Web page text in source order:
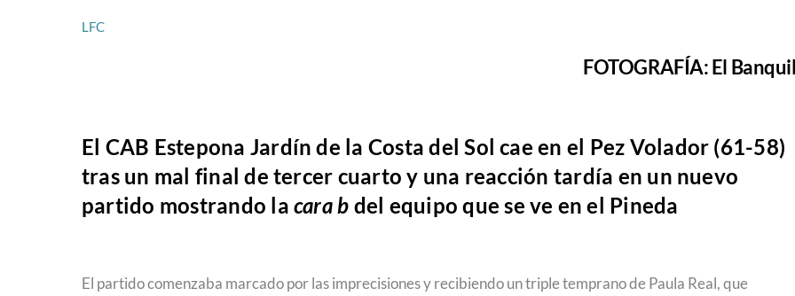
LFC
FOTOGRAFÍA: El
El CAB Estepona Jardín de la Costa del Sol cae en el Pez Volador (61-58)
tras un mal final de tercer cuarto y una reacción tardía en un nuevo
partido mostrando lacara b del equipo que se ve en el Pineda
El partido comenzaba marcado por las imprecisiones y recibiendo un triple temprano de Paula Real, que